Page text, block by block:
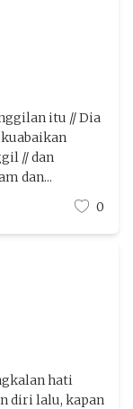
itu // Dia
// dan
dan...
0
hati
diri lalu, kapan